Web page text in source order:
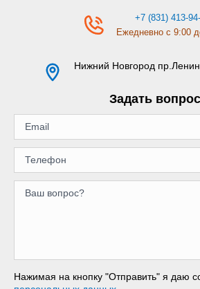
+7 (831) 413-
Ежедневно с 9:00
Нижний Новгород
Задать вопрос
Нажимая на кнопку "Отправить" я даю